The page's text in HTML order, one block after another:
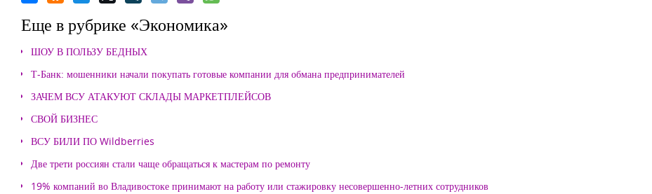
Еще в рубрике «Экономика»
ШОУ В ПОЛЬЗУ БЕДНЫХ
Т-Банк: мошенники начали покупать готовые компании для обмана предпринимателей
ЗАЧЕМ ВСУ АТАКУЮТ СКЛАДЫ МАРКЕТПЛЕЙСОВ
СВОЙ БИЗНЕС
ВСУ БИЛИ ПО Wildberries
Две трети россиян стали чаще обращаться к мастерам по ремонту
19% компаний во Владивостоке принимают на работу или стажировку несовершенно-летних сотрудников